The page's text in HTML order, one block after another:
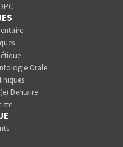
Orale
Dentaire